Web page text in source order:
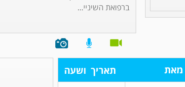
ברפואת השיניי...
מאת תאריך ושעה